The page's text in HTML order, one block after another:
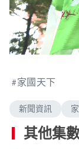
U
n
t
e
L
o
.
0
%
家國天下
新聞資訊
其他集